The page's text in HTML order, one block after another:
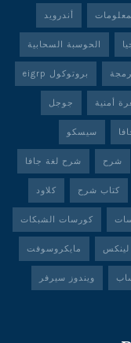
أندرويد
الحوسبة السحابية
بروتوكول eigrp
أمنية جوجل
سيسكو
شرح شرح لغة جافا
كتاب شرح كلاود
كورسات الشبكات
لينكس مايكروسوفت
ويندوز سيرفر